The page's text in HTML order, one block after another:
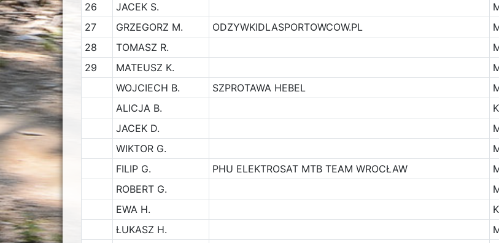
26
JACEK S.
27
GRZEGORZ M. ODZYWKIDLASPORTOWCOW.PL
28
TOMASZ R.
29
MATEUSZ K.
WOJCIECH B.
SZPROTAWA HEBEL
ALICJA B.
K
JACEK D.
WIKTOR G.
FILIP G.
PHU ELEKTROSAT MTB TEAM WROCŁAW
ROBERT G.
EWA H.
K
ŁUKASZ H.